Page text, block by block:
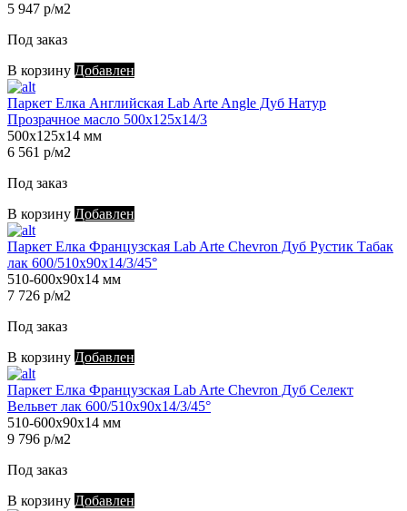
5 947 р/м2
Под заказ
В корзину Добавлен
Паркет Елка Английская Lab Arte Angle Дуб Натур
Прозрачное масло 500х125х14/3
500х125х14 мм
6 561 р/м2
Под заказ
В корзину Добавлен
Паркет Елка Французская Lab Arte Chevron Дуб Рустик Табак
лак 600/510х90х14/3/45°
510-600х90х14 мм
7 726 р/м2
Под заказ
В корзину Добавлен
Паркет Елка Французская Lab Arte Chevron Дуб Селект
Вельвет лак 600/510х90х14/3/45°
510-600х90х14 мм
9 796 р/м2
Под заказ
В корзину Добавлен